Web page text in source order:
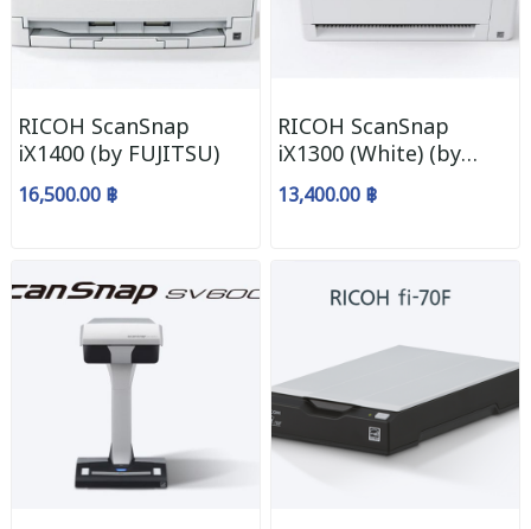
RICOH ScanSnap
iX1400 (by FUJITSU)
16,500.00 ฿
RICOH ScanSnap
iX1300 (White) (by
FUJITSU)
13,400.00 ฿